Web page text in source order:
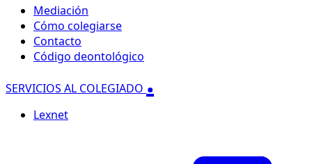
Mediación
Cómo colegiarse
Contacto
Código deontológico
SERVICIOS AL COLEGIADO .
Lexnet